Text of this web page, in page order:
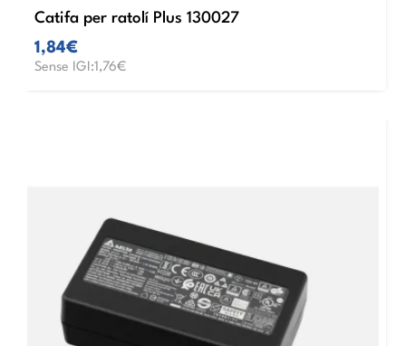
Catifa per ratolí Plus 130027
1,84€
Sense IGI:1,76€